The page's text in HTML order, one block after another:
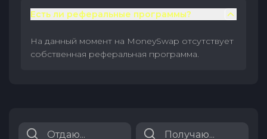
Есть ли реферальные программы?
На данный момент на MoneySwap отсутствует
собственная реферальная программа.